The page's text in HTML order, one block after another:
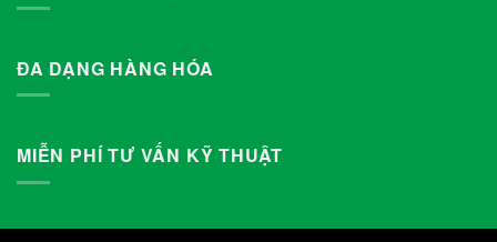
ĐA DẠNG HÀNG HÓA
MIỄN PHÍ TƯ VẤN KỸ THUẬT